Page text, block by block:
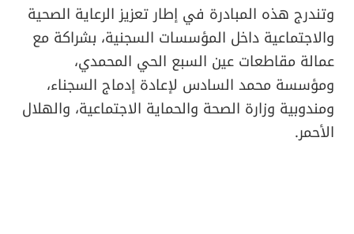
وتندرج هذه المبادرة في إطار تعزيز الرعاية الصحية
والاجتماعية داخل المؤسسات السجنية، بشراكة مع
عمالة مقاطعات عين السبع الحي المحمدي،
ومؤسسة محمد السادس لإعادة إدماج السجناء،
ومندوبية وزارة الصحة والحماية الاجتماعية، والهلال
الأحمر.